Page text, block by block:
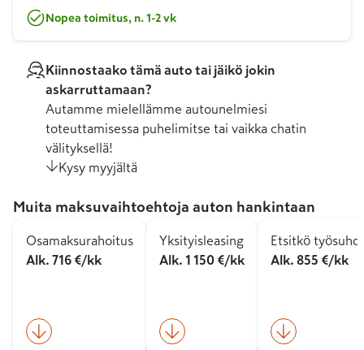
Nopea toimitus, n. 1-2 vk
Kiinnostaako tämä auto tai jäikö jokin
askarruttamaan?
Autamme mielellämme autounelmiesi
toteuttamisessa puhelimitse tai vaikka chatin
välityksellä!
Kysy myyjältä
Muita maksuvaihtoehtoja auton hankintaan
Osamaksurahoitus
Alk. 716 €/kk
Yksityisleasing
Alk. 1 150 €/kk
Etsitkö
Alk. 855 €/kk